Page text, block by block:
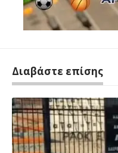
Διαβάστε επίσης